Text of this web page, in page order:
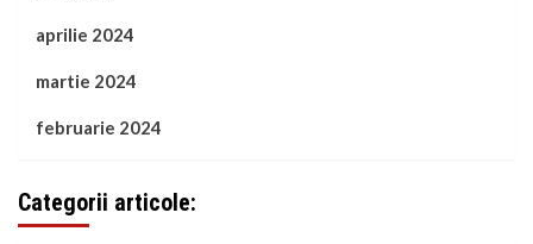
aprilie 2024
martie 2024
februarie 2024
Categorii articole: